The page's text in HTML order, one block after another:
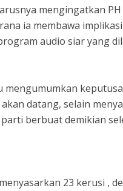
mengingatkan
ia membawa
audio siar yang
mengumumkan
datang, selain
berbuat demikian
23 kerusi ,